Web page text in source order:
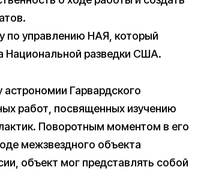
по управлению НАЯ, который
Национальной разведки США.
астрономии Гарвардского
работ, посвященных изучению
Поворотным моментом в его
межзвездного объекта
объект мог представлять собой